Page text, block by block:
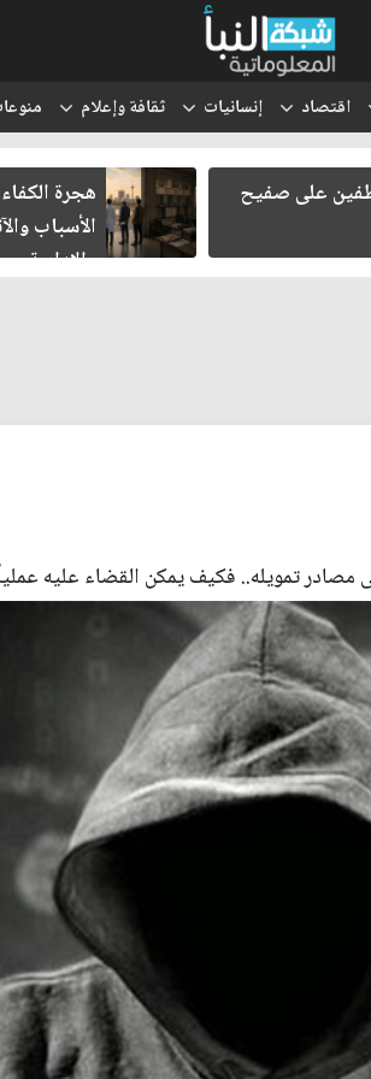
اقتصاد إنسانيات ثقافة وإعلام
على صفيح
هجرة
الأسباب
والإدارية
مصادر تمويله.. فكيف يمكن القضاء عليه